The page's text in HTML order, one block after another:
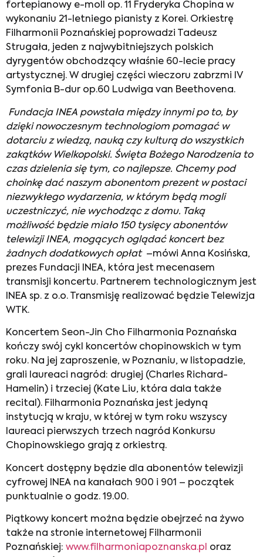
fortepianowy e-moll op. 11 Fryderyka Chopina w
wykonaniu 21-letniego pianisty z Korei. Orkiestrę
Filharmonii Poznańskiej poprowadzi Tadeusz
Strugała, jeden z najwybitniejszych polskich
dyrygentów obchodzący właśnie 60-lecie pracy
artystycznej. W drugiej części wieczoru zabrzmi IV
Symfonia B-dur op.60 Ludwiga van Beethovena.
Fundacja INEA powstała między innymi po to, by
dzięki nowoczesnym technologiom pomagać w
dotarciu z wiedzą, nauką czy kulturą do wszystkich
zakątków Wielkopolski. Święta Bożego Narodzenia to
czas dzielenia się tym, co najlepsze. Chcemy pod
choinkę dać naszym abonentom prezent w postaci
niezwykłego wydarzenia, w którym będą mogli
uczestniczyć, nie wychodząc z domu. Taką
możliwość będzie miało 150 tysięcy abonentów
telewizji INEA, mogących oglądać koncert bez
żadnych dodatkowych opłat–mówi Anna Kosińska,
prezes Fundacji INEA, która jest mecenasem
transmisji koncertu. Partnerem technologicznym jest
INEA sp. z o.o. Transmisję realizować będzie Telewizja
WTK.
Koncertem Seon-Jin Cho Filharmonia Poznańska
kończy swój cykl koncertów chopinowskich w tym
roku. Na jej zaproszenie, w Poznaniu, w listopadzie,
grali laureaci nagród: drugiej (Charles Richard-
Hamelin) i trzeciej (Kate Liu, która dala także
recital). Filharmonia Poznańska jest jedyną
instytucją w kraju, w której w tym roku wszyscy
laureaci pierwszych trzech nagród Konkursu
Chopinowskiego grają z orkiestrą.
Koncert dostępny będzie dla abonentów telewizji
cyfrowej INEA na kanałach 900 i 901 – początek
punktualnie o godz. 19.00.
Piątkowy koncert można będzie obejrzeć na żywo
także na stronie internetowej Filharmonii
Poznańskiej: www.filharmoniapoznanska.pl
oraz